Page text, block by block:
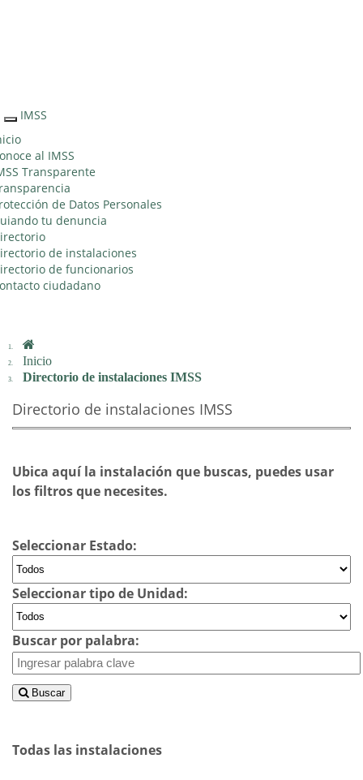
Interruptor
de
Navegación
IMSS
al IMSS
Transparente
de Datos Personales
tu denuncia
de instalaciones
de funcionarios
ciudadano
Inicio
Directorio de instalaciones IMSS
Directorio de instalaciones IMSS
Ubica aquí la instalación que buscas, puedes usar
los filtros que necesites.
Seleccionar Estado:
Seleccionar tipo de Unidad:
Buscar por palabra:
Buscar
Todas las instalaciones